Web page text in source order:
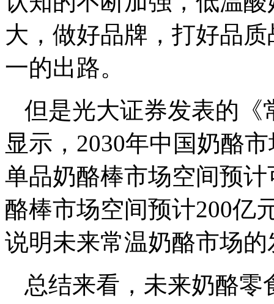
大，做好品牌，打好品
一的出路。
但是光大证券发表的《
显示，2030年中国奶酪
单品奶酪棒市场空间预
酪棒市场空间预计200亿
说明未来常温奶酪市场
总结来看，未来奶酪零